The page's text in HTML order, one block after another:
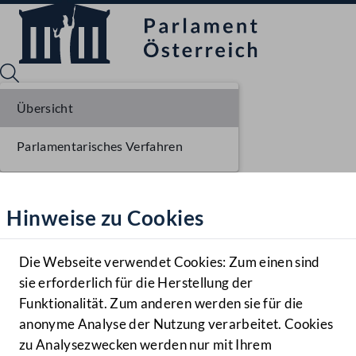
Hilfe
Benutzer
Navigationsmenü öffnen
MENÜ
Hinweise zu Cookies
Die Webseite verwendet Cookies: Zum einen sind
sie erforderlich für die Herstellung der
Funktionalität. Zum anderen werden sie für die
anonyme Analyse der Nutzung verarbeitet. Cookies
zu Analysezwecken werden nur mit Ihrem
Übersicht
Parlamentarisches Verfahren